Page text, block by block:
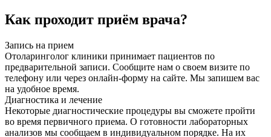
Как проходит приём врача?
Запись на прием
Отоларинголог клиники принимает пациентов по
предварительной записи. Сообщите нам о своем визите по
телефону или через онлайн-форму на сайте. Мы запишем вас
на удобное время.
Диагностика и лечение
Некоторые диагностические процедуры вы сможете пройти
во время первичного приема. О готовности лабораторных
анализов мы сообщаем в индивидуальном порядке. На их